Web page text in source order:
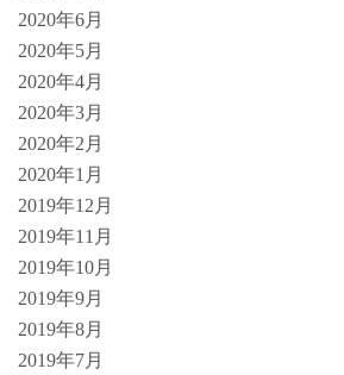
2020年6月
2020年5月
2020年4月
2020年3月
2020年2月
2020年1月
2019年12月
2019年11月
2019年10月
2019年9月
2019年8月
2019年7月